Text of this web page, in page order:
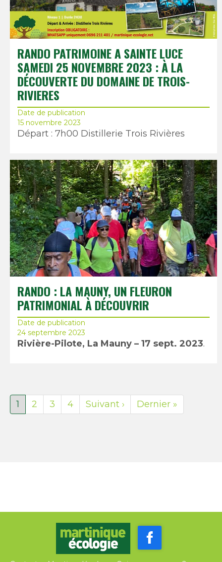
RANDO PATRIMOINE A SAINTE LUCE
SAMEDI 25 NOVEMBRE 2023 : À LA
DÉCOUVERTE DU DOMAINE DE TROIS-
RIVIERES
Date de publication
15 novembre 2023
Départ : 7h00 Distillerie Trois Rivières
RANDO : LA MAUNY, UN FLEURON
PATRIMONIAL À DÉCOUVRIR
Date de publication
24 septembre 2023
Rivière-Pilote, La Mauny – 17 sept. 2023.
Page
courante
1 Page
2 Page
3 Page
4
Page
suivante
Suivant ›
Dernière
page
Dernier »